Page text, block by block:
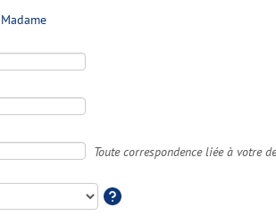
Madame
Toute correspondence liée à votre